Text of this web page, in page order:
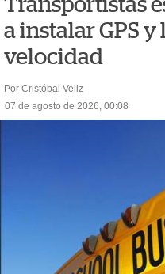
a instalar GPS
velocidad
Por Cristóbal Veliz
07 de agosto de 2026, 00:08